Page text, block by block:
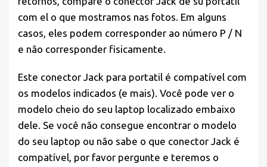
com el o que mostramos nas fotos. Em alguns
casos, eles podem corresponder ao número P / N
e não corresponder fisicamente.
Este conector Jack para portatil é compatível com
os modelos indicados (e mais). Você pode ver o
modelo cheio do seu laptop localizado embaixo
dele. Se você não consegue encontrar o modelo
do seu laptop ou não sabe o que conector Jack é
compatível, por favor pergunte e teremos o